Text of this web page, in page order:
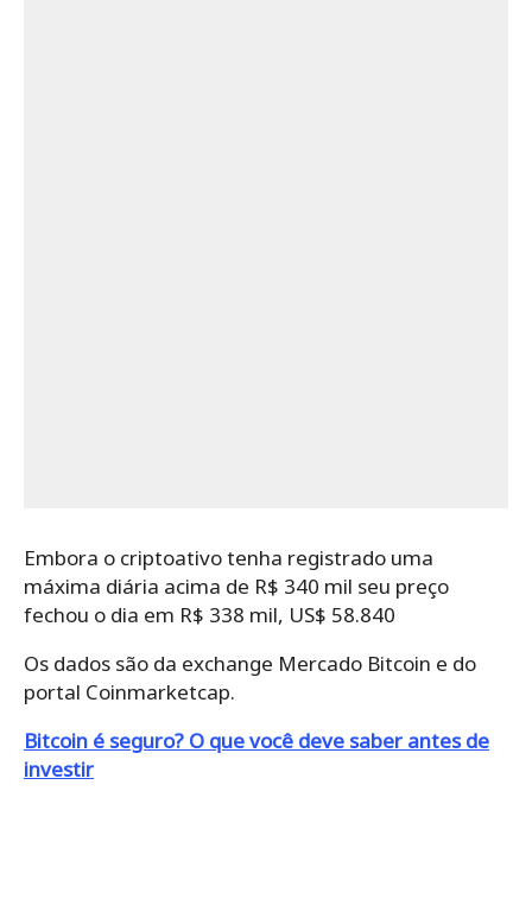
Embora o criptoativo tenha registrado uma
máxima diária acima de R$ 340 mil seu preço
fechou o dia em R$ 338 mil, US$ 58.840
Os dados são da exchange Mercado Bitcoin e do
portal Coinmarketcap.
Bitcoin é seguro? O que você deve saber antes de
investir